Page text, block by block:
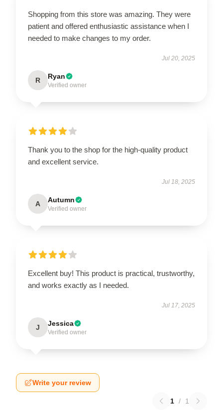
Shopping from this store was amazing. They were
patient and offered enthusiastic assistance when I
needed to make changes to my order.
Jul 20, 2025
R Ryan
Verified owner
Thank you to the shop for the high-quality product
and excellent service.
Jul 18, 2025
A Autumn
Verified owner
Excellent buy! This product is practical, trustworthy,
and works exactly as I needed.
Jul 17, 2025
J Jessica
Verified owner
Write your review
1 / 1